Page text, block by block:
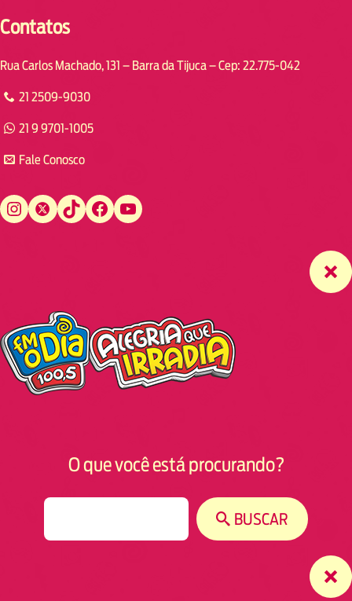
Contatos
Rua Carlos Machado, 131 – Barra da Tijuca – Cep: 22.775-042
21 2509-9030
21 9 9701-1005
Fale Conosco
Instagram Twitter TikTok Facebook YouTube
O que você está procurando?
BUSCAR